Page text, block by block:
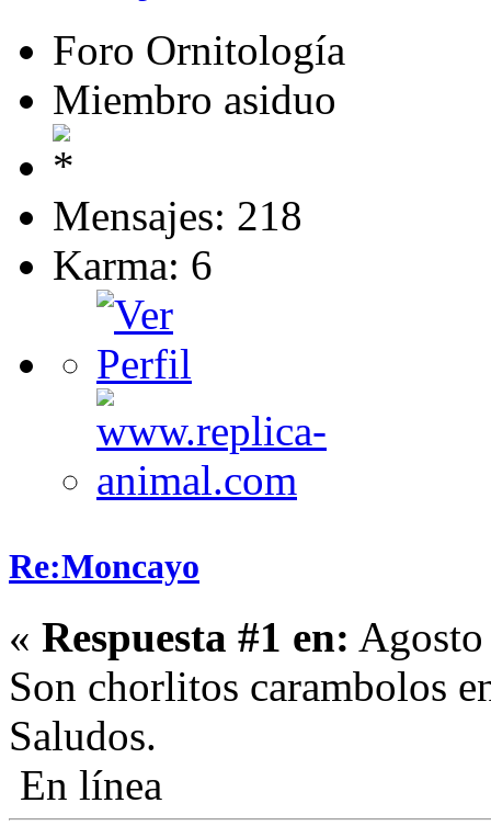
Foro Ornitología
Miembro asiduo
Mensajes: 218
Karma: 6
Re:Moncayo
« Respuesta #1 en:
Son chorlitos carambolos
Saludos.
En línea